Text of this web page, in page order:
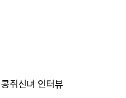
쥐신녀 인터뷰